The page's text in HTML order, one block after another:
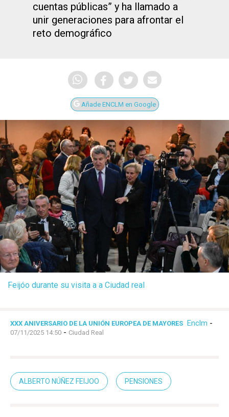
cuentas públicas” y ha llamado a
unir generaciones para afrontar el
reto demográfico
Añade ENCLM en Google
Feijóo durante su visita a a Ciudad real
XXX ANIVERSARIO DE LA UNIÓN EUROPEA DE MAYORES Enclm -
07/11/2025 14:50 - Ciudad Real
ALBERTO NÚÑEZ FEIJOO PENSIONES